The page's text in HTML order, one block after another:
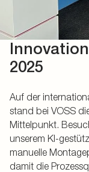
2025
Auf der
stand bei VOSS
Mittelpunkt.
unserem KI-
manuelle
damit die